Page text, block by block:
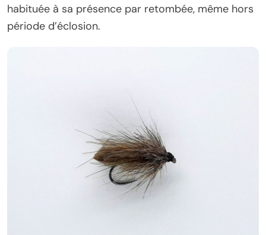
habituée à sa présence par retombée, même hors
période d’éclosion.